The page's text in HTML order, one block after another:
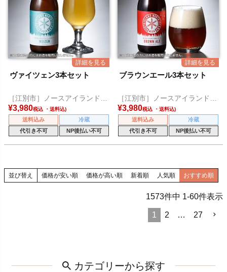
ヴァイツェン3本セット
［江別市］ノースアイランドビ
ール
¥3,980税込
送料込み
冷蔵
代引き不可
NP後払い不可
ブラウンエール3本セット
［江別市］ノースアイランドビ
ール
¥3,980税込
送料込み
冷蔵
代引き不可
NP後払い不可
並び替え 価格が安い順 価格が高い順 新着順 人気順 おすすめ順
1573件中 1-60件表示
1 2 … 27
カテゴリーから探す